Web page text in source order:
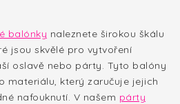
balónky naleznete širokou škálu
jsou skvělé pro vytvoření
oslavě nebo párty. Tyto balóny
materiálu, který zaručuje jejich
nafouknutí. V našem párty